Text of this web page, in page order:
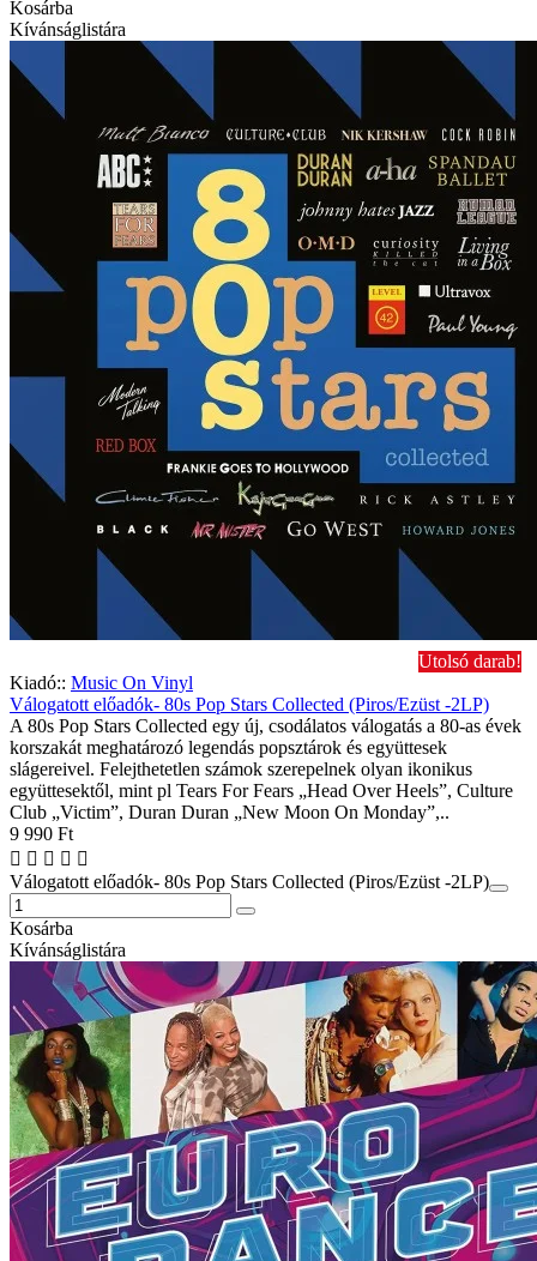
Kosárba
Kívánságlistára
Utolsó darab!
Kiadó:: Music On Vinyl
Válogatott előadók- 80s Pop Stars Collected (Piros/Ezüst -2LP)
A 80s Pop Stars Collected egy új, csodálatos válogatás a 80-as évek
korszakát meghatározó legendás popsztárok és együttesek
slágereivel. Felejthetetlen számok szerepelnek olyan ikonikus
együttesektől, mint pl Tears For Fears „Head Over Heels”, Culture
Club „Victim”, Duran Duran „New Moon On Monday”,..
9 990 Ft
Válogatott előadók- 80s Pop Stars Collected (Piros/Ezüst -2LP)
Kosárba
Kívánságlistára